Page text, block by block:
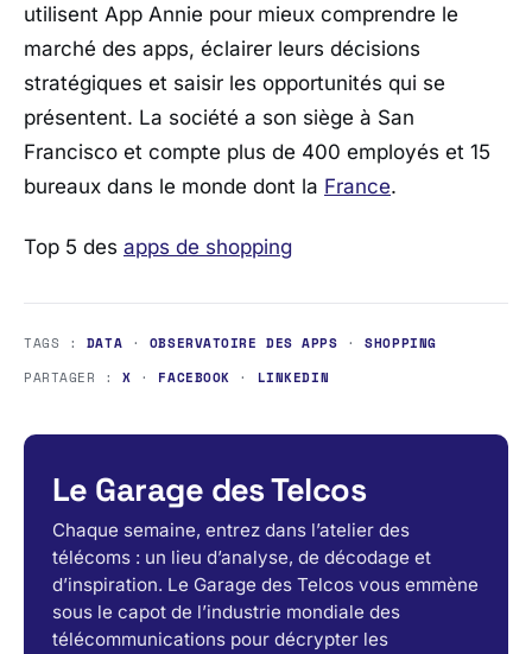
utilisent App Annie pour mieux comprendre le
marché des apps, éclairer leurs décisions
stratégiques et saisir les opportunités qui se
présentent. La société a son siège à San
Francisco et compte plus de 400 employés et 15
bureaux dans le monde dont la France.
Top 5 des apps de shopping
TAGS : DATA · OBSERVATOIRE DES APPS ·SHOPPING
PARTAGER :X · FACEBOOK · LINKEDIN
Le Garage des Telcos
Chaque semaine, entrez dans l’atelier des
télécoms : un lieu d’analyse, de décodage et
d’inspiration. Le Garage des Telcos vous emmène
sous le capot de l’industrie mondiale des
télécommunications pour décrypter les